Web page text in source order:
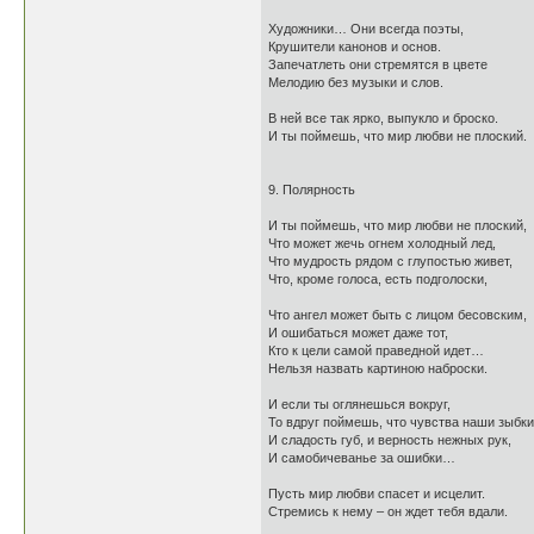
Художники… Они всегда поэты,
Крушители канонов и основ.
Запечатлеть они стремятся в цвете
Мелодию без музыки и слов.
В ней все так ярко, выпукло и броско.
И ты поймешь, что мир любви не плоский.
9. Полярность
И ты поймешь, что мир любви не плоский,
Что может жечь огнем холодный лед,
Что мудрость рядом с глупостью живет,
Что, кроме голоса, есть подголоски,
Что ангел может быть с лицом бесовским,
И ошибаться может даже тот,
Кто к цели самой праведной идет…
Нельзя назвать картиною наброски.
И если ты оглянешься вокруг,
То вдруг поймешь, что чувства наши
И сладость губ, и верность нежных рук,
И самобичеванье за ошибки…
Пусть мир любви спасет и исцелит.
Стремись к нему – он ждет тебя вдали.